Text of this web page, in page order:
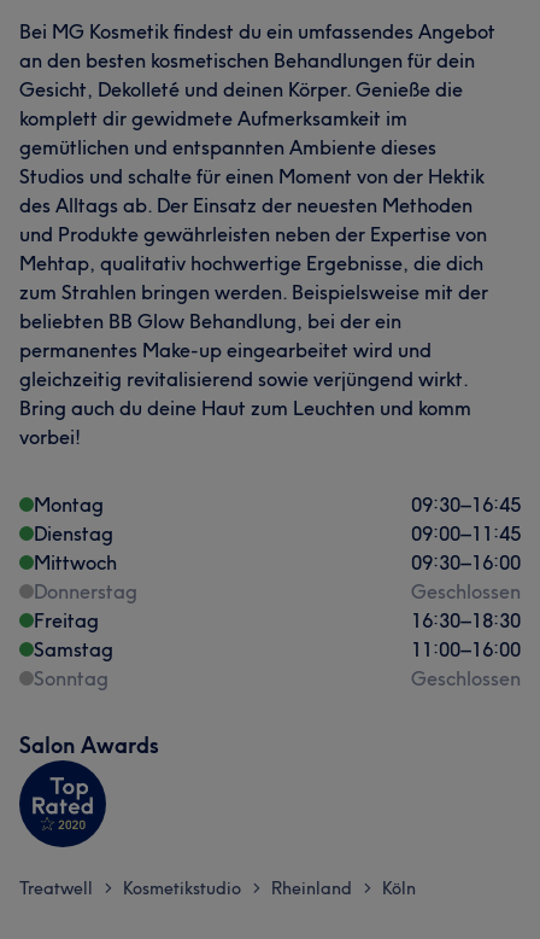
Bei MG Kosmetik findest du ein umfassendes Angebot
an den besten kosmetischen Behandlungen für dein
Gesicht, Dekolleté und deinen Körper. Genieße die
komplett dir gewidmete Aufmerksamkeit im
gemütlichen und entspannten Ambiente dieses
Studios und schalte für einen Moment von der Hektik
des Alltags ab. Der Einsatz der neuesten Methoden
und Produkte gewährleisten neben der Expertise von
Mehtap, qualitativ hochwertige Ergebnisse, die dich
zum Strahlen bringen werden. Beispielsweise mit der
beliebten BB Glow Behandlung, bei der ein
permanentes Make-up eingearbeitet wird und
gleichzeitig revitalisierend sowie verjüngend wirkt.
Bring auch du deine Haut zum Leuchten und komm
vorbei!
Montag 09:30–16:45
Dienstag
09:00–11:45
Mittwoch
09:30–16:00
Donnerstag
Geschlossen
Freitag
16:30–18:30
Samstag
11:00–16:00
Sonntag
Geschlossen
Salon Awards
Treatwell > Kosmetikstudio > Rheinland > Köln